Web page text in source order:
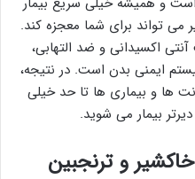
تواند برای شما معجزه کند.
اکسیدانی و ضد التهابی،
ایمنی بدن است. در نتیجه،
ها و بیماری ها تا حد خیلی
بیمار می شوید.